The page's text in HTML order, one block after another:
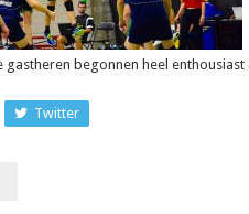
gastheren begonnen heel
Twitter